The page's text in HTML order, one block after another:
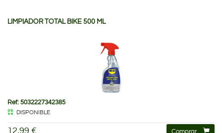
LIMPIADOR TOTAL BIKE 500 ML
Ref: 5032227342385
DISPONIBLE
12,99 € Comprar